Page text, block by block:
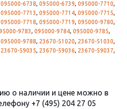
095000-6738, 095000-6739, 095000-7710,
095000-7713, 095000-7714, 095000-7715,
095000-7718, 095000-7719, 095000-9780,
9783, 095000-9784, 095000-9785,
095000-9788, 23670-51020, 23670-51030,
23670-59035, 23670-59036, 23670-59037,
о наличии и цене можно в
+7 (495) 204 27 05